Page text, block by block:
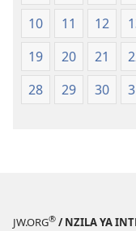
10
11 12
19
20 21
28
29 30
JW.ORG® / NZILA YA